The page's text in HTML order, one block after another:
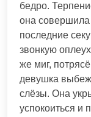
бедро.
она совершила
последние
звонкую
же миг,
девушка
слёзы. Она
успокоиться и